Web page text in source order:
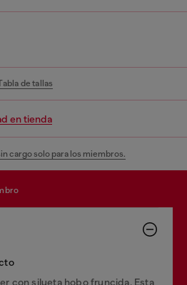
de tallas
en tienda
cargo solo para los miembros.
con silueta hobo fruncida. Esta